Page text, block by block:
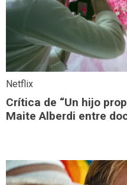
Netflix
Crítica de “Un hijo
Maite Alberdi entre